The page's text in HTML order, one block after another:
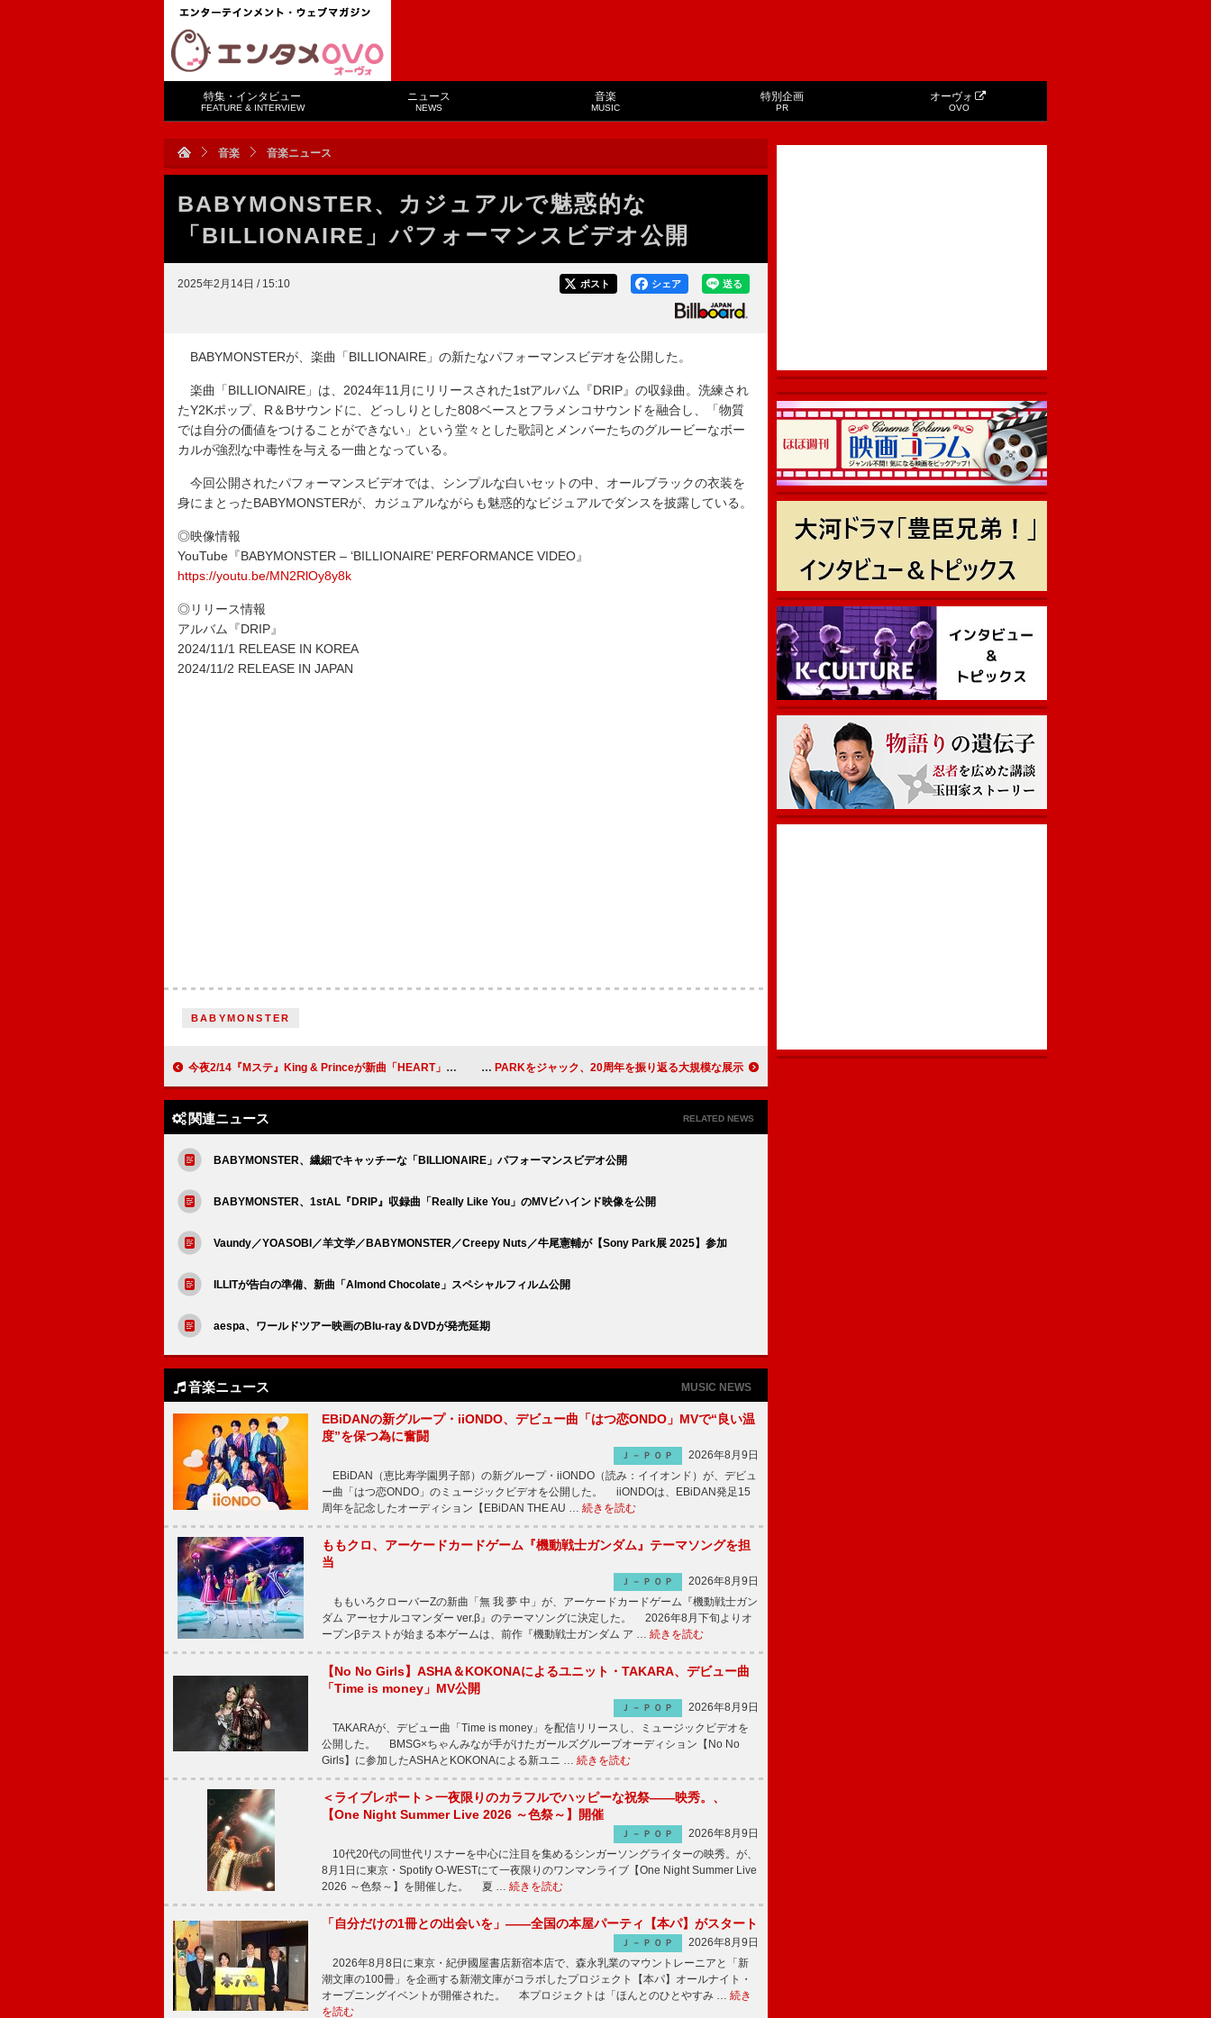
特集・インタビュー
FEATURE & INTERVIEW
ニュース
NEWS
音楽
MUSIC
特別企画
PR
オーヴォ
OVO
音楽 音楽ニュース
BABYMONSTER、カジュアルで魅惑的な
「BILLIONAIRE」パフォーマンスビデオ公開
2025年2月14日 / 15:10 送る
シェア
ポスト
BABYMONSTERが、楽曲「BILLIONAIRE」の新たなパフォーマンスビデオを公開した。
楽曲「BILLIONAIRE」は、2024年11月にリリースされた1stアルバム『DRIP』の収録曲。洗練され
たY2Kポップ、R＆Bサウンドに、どっしりとした808ベースとフラメンコサウンドを融合し、「物質
では自分の価値をつけることができない」という堂々とした歌詞とメンバーたちのグルービーなボー
カルが強烈な中毒性を与える一曲となっている。
今回公開されたパフォーマンスビデオでは、シンプルな白いセットの中、オールブラックの衣装を
身にまとったBABYMONSTERが、カジュアルながらも魅惑的なビジュアルでダンスを披露している。
◎映像情報
YouTube『BABYMONSTER – ‘BILLIONAIRE’ PERFORMANCE VIDEO』
https://youtu.be/MN2RlOy8y8k
◎リリース情報
アルバム『DRIP』
2024/11/1 RELEASE IN KOREA
2024/11/2 RELEASE IN JAPAN
BABYMONSTER
今夜2/14『Mステ』King & Princeが新曲「HEART」TV初披露ほか、Omoinotake、吉柳咲良、日向坂46、竹原ピストル ONE OK ROCKがMIYASHITA PARKをジャック、20周年を振り返る大規模な展示
関連ニュース RELATED NEWS
BABYMONSTER、繊細でキャッチーな「BILLIONAIRE」パフォーマンスビデオ公開
BABYMONSTER、1stAL『DRIP』収録曲「Really Like You」のMVビハインド映像を公開
Vaundy／YOASOBI／羊文学／BABYMONSTER／Creepy Nuts／牛尾憲輔が【Sony Park展 2025】参加
ILLITが告白の準備、新曲「Almond Chocolate」スペシャルフィルム公開
aespa、ワールドツアー映画のBlu-ray＆DVDが発売延期
音楽ニュース MUSIC NEWS
EBiDANの新グループ・iiONDO、デビュー曲「はつ恋ONDO」MVで“良い温
度”を保つ為に奮闘
Ｊ－ＰＯＰ
2026年8月9日
EBiDAN（恵比寿学園男子部）の新グループ・iiONDO（読み：イイオンド）が、デビュ
ー曲「はつ恋ONDO」のミュージックビデオを公開した。 iiONDOは、EBiDAN発足15
周年を記念したオーディション【EBiDAN THE AU … 続きを読む
ももクロ、アーケードカードゲーム『機動戦士ガンダム』テーマソングを担
当
Ｊ－ＰＯＰ
2026年8月9日
ももいろクローバーZの新曲「無 我 夢 中」が、アーケードカードゲーム『機動戦士ガン
ダム アーセナルコマンダー ver.β』のテーマソングに決定した。 2026年8月下旬よりオ
ープンβテストが始まる本ゲームは、前作『機動戦士ガンダム ア … 続きを読む
【No No Girls】ASHA＆KOKONAによるユニット・TAKARA、デビュー曲
「Time is money」MV公開
Ｊ－ＰＯＰ
2026年8月9日
TAKARAが、デビュー曲「Time is money」を配信リリースし、ミュージックビデオを
公開した。 BMSG×ちゃんみなが手がけたガールズグループオーディション【No No
Girls】に参加したASHAとKOKONAによる新ユニ … 続きを読む
＜ライブレポート＞一夜限りのカラフルでハッピーな祝祭――映秀。、
【One Night Summer Live 2026 ～色祭～】開催
Ｊ－ＰＯＰ
2026年8月9日
10代20代の同世代リスナーを中心に注目を集めるシンガーソングライターの映秀。が、
8月1日に東京・Spotify O-WESTにて一夜限りのワンマンライブ【One Night Summer Live
2026 ～色祭～】を開催した。 夏 … 続きを読む
「自分だけの1冊との出会いを」――全国の本屋パーティ【本パ】がスタート
Ｊ－ＰＯＰ
2026年8月9日
2026年8月8日に東京・紀伊國屋書店新宿本店で、森永乳業のマウントレーニアと「新
潮文庫の100冊」を企画する新潮文庫がコラボしたプロジェクト【本パ】オールナイト・
オープニングイベントが開催された。 本プロジェクトは「ほんとのひとやすみ … 続き
を読む